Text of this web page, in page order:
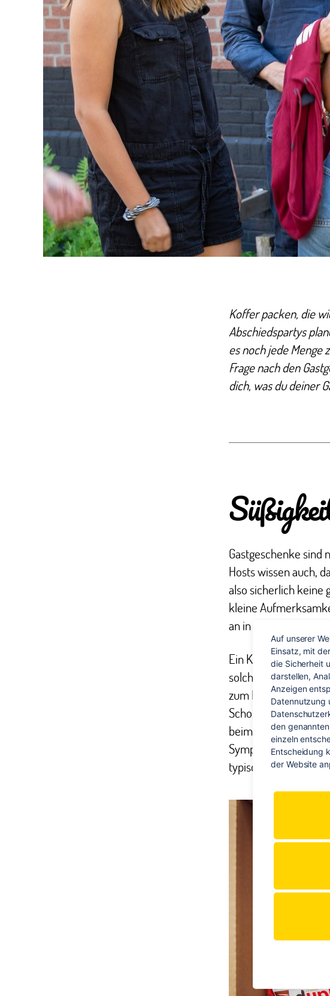
Koffer packen, die
Abschiedspartys
es noch jede Menge
Frage nach den
dich, was du deiner
Gastgeschenke sind
Hosts wissen auch,
also sicherlich keine
kleine
an in ein gutes
Ein Klassiker unter
solche, die im
zum Beispiel Milka
Schokolade. Das
beim Rest der
Sympathiepunkte.
typisch für deine
Auf unserer
Einsatz, mit
die Sicherheit
darstellen,
Anzeigen
Datennutzung
den
einzeln
Entscheidung
der Website